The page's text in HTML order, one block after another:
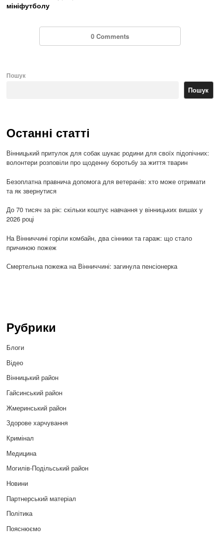
мініфутболу
0 Comments
Пошук
Пошук
Останні статті
Вінницький притулок для собак шукає родини для своїх підопічних:
волонтери розповіли про щоденну боротьбу за життя тварин
Безоплатна правнича допомога для ветеранів: хто може отримати
та як звернутися
До 70 тисяч за рік: скільки коштує навчання у вінницьких вишах у
2026 році
На Вінниччині горіли комбайн, два сінники та гараж: що стало
причиною пожеж
Смертельна пожежа на Вінниччині: загинула пенсіонерка
Рубрики
Блоги
Відео
Вінницький район
Гайсинський район
Жмеринський район
Здорове харчування
Кримінал
Медицина
Могилів-Подільський район
Новини
Партнерський матеріал
Політика
Пояснюємо